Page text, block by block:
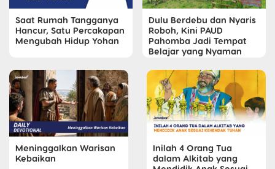
Saat Rumah Tangganya
Hancur, Satu Percakapan
Mengubah Hidup Yohan
Dulu Berdebu dan Nyaris
Roboh, Kini PAUD
Pahomba Jadi Tempat
Belajar yang Nyaman
Meninggalkan Warisan
Kebaikan
Inilah 4 Orang Tua
dalam Alkitab yang